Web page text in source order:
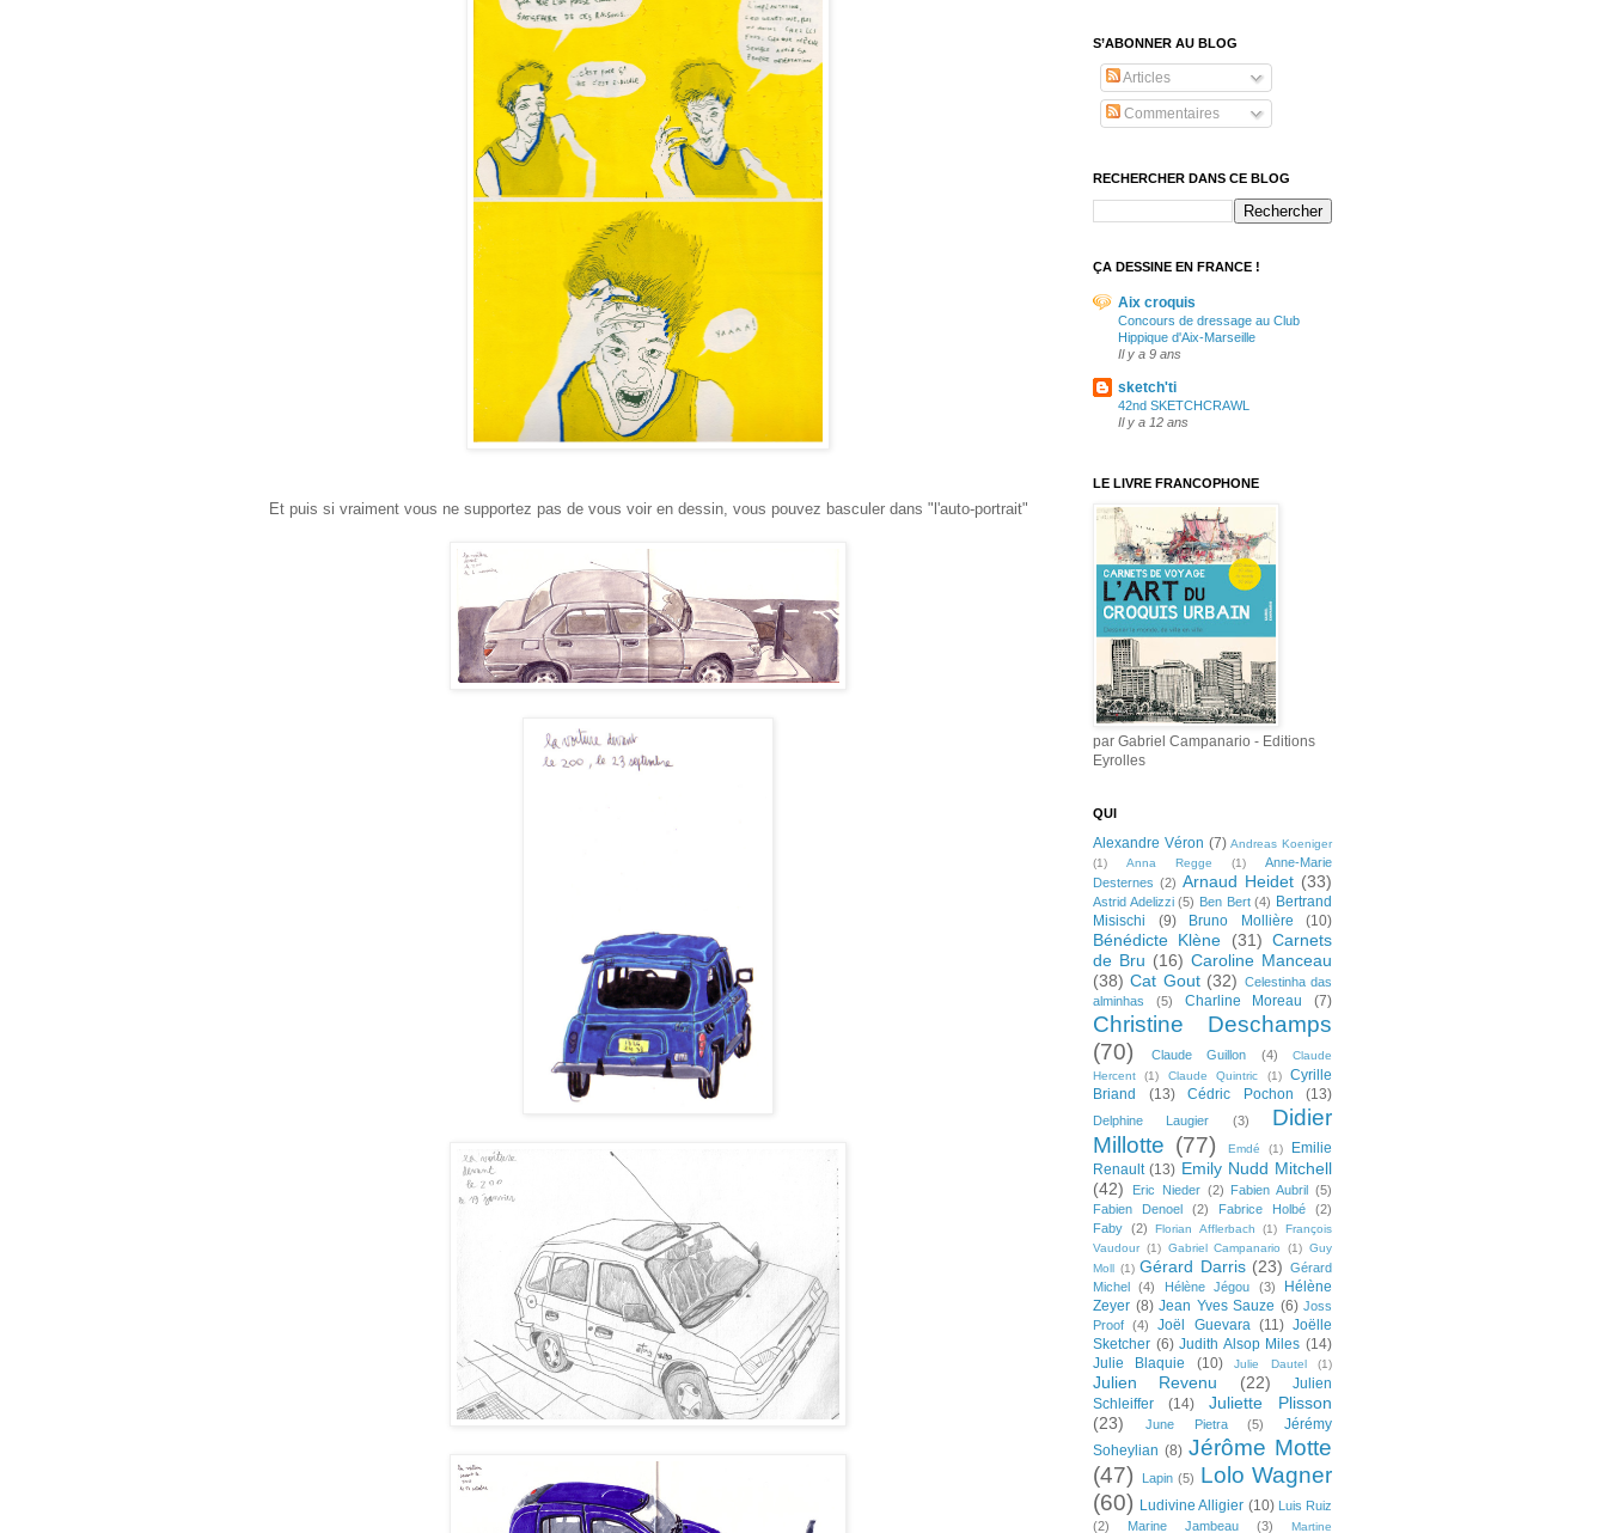
Et puis si vraiment vous ne supportez pas de vous voir en dessin, vous pouvez basculer dans "l'auto-portrait"
S’ABONNER AU BLOG
Articles
Commentaires
RECHERCHER DANS CE BLOG
ÇA DESSINE EN FRANCE !
Aix croquis
Concours de dressage au Club
Hippique d'Aix-Marseille
Il y a 9 ans
sketch'ti
42nd SKETCHCRAWL
Il y a 12 ans
LE LIVRE FRANCOPHONE
par Gabriel Campanario - Editions
Eyrolles
QUI
Alexandre Véron (7) Andreas Koeniger
(1)
Anna Regge (1)
Anne-Marie
Desternes (2) Arnaud Heidet (33)
Astrid Adelizzi (5) Ben Bert (4) Bertrand
Misischi
(9) Bruno Mollière (10)
Bénédicte Klène (31) Carnets
de Bru (16) Caroline Manceau
(38) Cat Gout (32) Celestinha das
alminhas
(5) Charline Moreau (7)
Christine Deschamps
(70)
Claude Guillon (4)
Claude
Hercent
(1) Claude Quintric (1)
Cyrille
Briand
(13) Cédric Pochon (13)
Delphine Laugier (3)
Didier
Millotte (77) Emdé (1)
Emilie
Renault (13) Emily Nudd Mitchell
(42)
Eric Nieder (2) Fabien Aubril (5)
Fabien Denoel
(2) Fabrice Holbé
(2)
Faby (2) Florian Afflerbach (1)
François
Vaudour (1) Gabriel Campanario (1) Guy
Moll (1) Gérard Darris (23) Gérard
Michel
(4) Hélène Jégou (3)
Hélène
Zeyer (8) Jean Yves Sauze (6) Joss
Proof
(4) Joël Guevara (11) Joëlle
Sketcher (6) Judith Alsop Miles (14)
Julie Blaquie
(10) Julie Dautel (1)
Julien Revenu (22)
Julien
Schleiffer
(14)
Juliette Plisson
(23)
June Pietra (5)
Jérémy
Soheylian (8) Jérôme Motte
(47)
Lapin (5) Lolo Wagner
(60) Ludivine Alligier (10) Luis Ruiz
(2)
Marine Jambeau (3) Martine